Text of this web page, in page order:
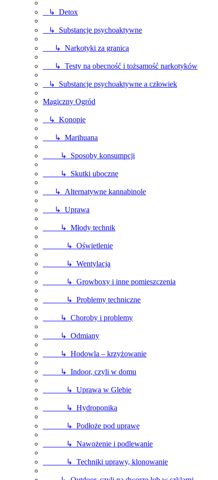
↳ Detox
↳ Substancje psychoaktywne
↳ Narkotyki za granicą
↳ Testy na obecność i tożsamość narkotyków
↳ Substancje psychoaktywne a człowiek
Magiczny Ogród
↳ Konopie
↳ Marihuana
↳ Sposoby konsumpcji
↳ Skutki uboczne
↳ Alternatywne kannabinole
↳ Uprawa
↳ Młody technik
↳ Oświetlenie
↳ Wentylacja
↳ Growboxy i inne pomieszczenia
↳ Problemy techniczne
↳ Choroby i problemy
↳ Odmiany
↳ Hodowla – krzyżowanie
↳ Indoor, czyli w domu
↳ Uprawa w Glebie
↳ Hydroponika
↳ Podłoże pod uprawę
↳ Nawożenie i podlewanie
↳ Techniki uprawy, klonowanie